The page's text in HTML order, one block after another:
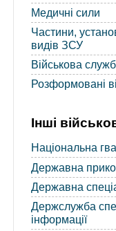
Медичні сили
Частини,
видів ЗСУ
Військова
Розформовані
Інші
Національна
Державна
Державна
Держслужба
інформації